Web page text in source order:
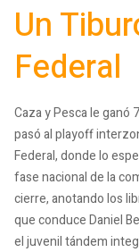
Un
Federal
Caza y Pesca le ganó
pasó al playoff
Federal, donde lo
fase nacional de la
cierre, anotando los
que conduce Daniel
el juvenil tándem